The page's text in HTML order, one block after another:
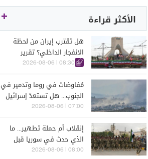
الأكثر قراءة
هل تقترب إيران من لحظة
الانفجار الداخلي؟ تقرير
اسرائيلي يكشف الكواليس
08:30 | 2026-08-06
مُفاوضات في روما وتدمير في
الجنوب... هل تستعدّ إسرائيل
للحرب؟
07:00 | 2026-08-06
إنقلاب أم حملة تطهير... ما
الذي حدث في سوريا قبل
يومين؟
08:00 | 2026-08-06